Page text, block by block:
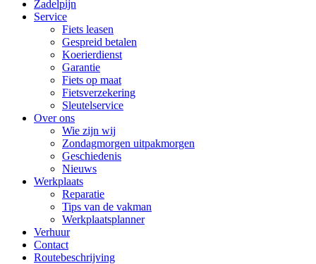
Zadelpijn
Service
Fiets leasen
Gespreid betalen
Koerierdienst
Garantie
Fiets op maat
Fietsverzekering
Sleutelservice
Over ons
Wie zijn wij
Zondagmorgen uitpakmorgen
Geschiedenis
Nieuws
Werkplaats
Reparatie
Tips van de vakman
Werkplaatsplanner
Verhuur
Contact
Routebeschrijving